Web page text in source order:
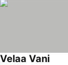
Velaa Vani